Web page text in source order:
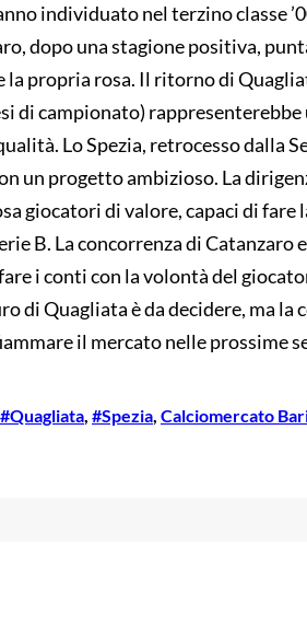
individuato nel terzino classe
dopo una stagione positiva,
propria rosa. Il ritorno di
di campionato)
Lo Spezia, retrocesso dalla
un progetto ambizioso. La
giocatori di valore, capaci di fare
B. La concorrenza di Catanzaro
i conti con la volontà del
di Quagliata è da decidere, ma la
il mercato nelle prossime
#Quagliata, #Spezia, Calciomercato